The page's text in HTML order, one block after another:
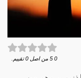
0
5 من اصل 0 تقييم.